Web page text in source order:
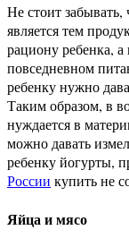
Не стоит
является тем
рациону ребенка,
повседневном
ребенку нужно
Таким образом, в
нуждается в
можно давать
ребенку йогурты,
России купить не
Яйца и мясо